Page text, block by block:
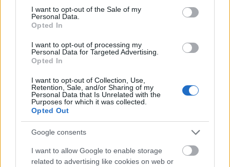
consent section.
I want to opt-out of the Sale of my
Personal Data.
Opted In
I want to opt-out of processing my
Personal Data for Targeted Advertising.
Opted In
I want to opt-out of Collection, Use,
Retention, Sale, and/or Sharing of my
Personal Data that Is Unrelated with the
Purposes for which it was collected.
Opted Out
Google consents
I want to allow Google to enable storage
related to advertising like cookies on web or
Βράζουμε τα λουκάνικα σε μία κατσαρόλα με λίγο
αλάτι. Σε ένα τηγάνι ρίχνουμε λίγο λάδι και
τσιγαρίζουμε το κρεμμύδι μέχρι να καραμελώσει.
Κόβουμε τα ψωμιά στη μέση. Από τη μία πλευρά
πίκλες. Τοποθετούμε επάνω το λουκάνικο και στην
κορυφή ρίχνουμε τα κρεμμύδια. Σερβίρεται ζεστό.
Πηγή φωτογραφίας: www.goodtoknow.co.uk